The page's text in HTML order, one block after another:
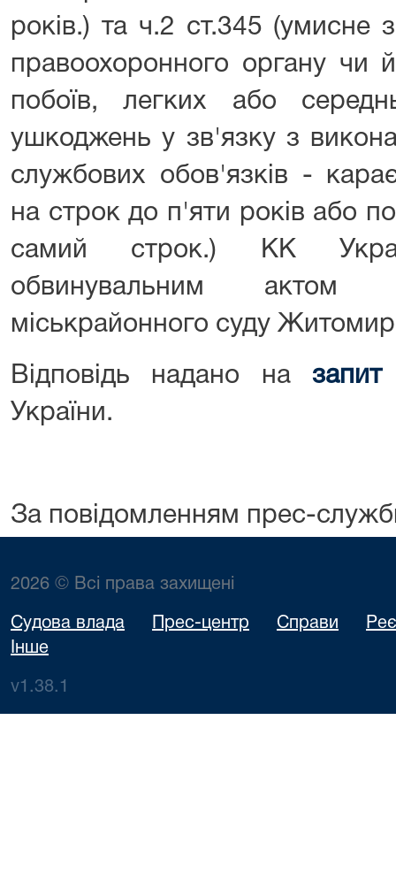
років.) та ч.2 ст.345 (умисне
правоохоронного органу чи
побоїв, легких або
ушкоджень у зв'язку з
службових обов'язків -
на строк до п'яти років або
самий строк.) КК
обвинувальним актом
міськрайонного суду
Відповідь надано назапит
України.
За повідомленням прес-
2026 © Всі права захищені
Судова влада Прес-центр Справи
Інше
v1.38.1